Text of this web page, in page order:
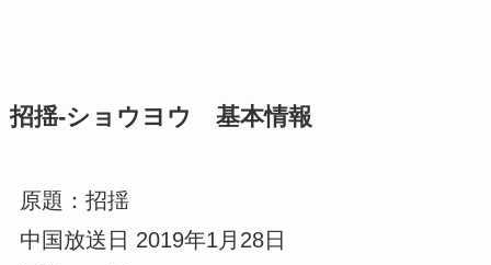
招揺-ショウヨウ 基本情報
原題：招揺
中国放送日 2019年1月28日